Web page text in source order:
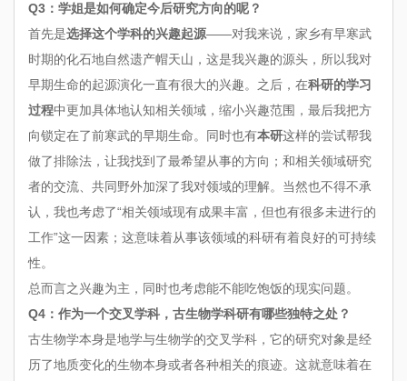
Q3：学姐是如何确定今后研究方向的呢？
首先是选择这个学科的兴趣起源——对我来说，家乡有早寒武
时期的化石地自然遗产帽天山，这是我兴趣的源头，所以我对
早期生命的起源演化一直有很大的兴趣。之后，在科研的学习
过程中更加具体地认知相关领域，缩小兴趣范围，最后我把方
向锁定在了前寒武的早期生命。同时也有本研这样的尝试帮我
做了排除法，让我找到了最希望从事的方向；和相关领域研究
者的交流、共同野外加深了我对领域的理解。当然也不得不承
认，我也考虑了“相关领域现有成果丰富，但也有很多未进行的
工作”这一因素；这意味着从事该领域的科研有着良好的可持续
性。
总而言之兴趣为主，同时也考虑能不能吃饱饭的现实问题。
Q4：作为一个交叉学科，古生物学科研有哪些独特之处？
古生物学本身是地学与生物学的交叉学科，它的研究对象是经
历了地质变化的生物本身或者各种相关的痕迹。这就意味着在